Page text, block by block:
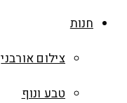
חנות
צילום אורבני
טבע ונוף